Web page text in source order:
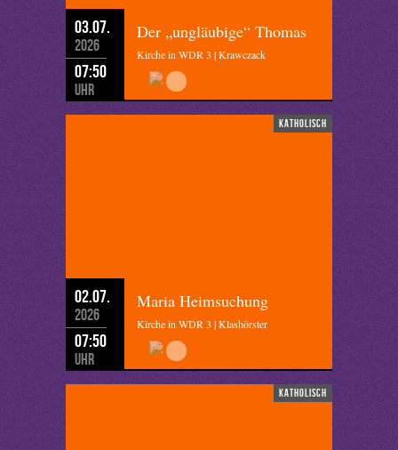
03.07.
2026
07:50
Uhr
Der „ungläubige“ Thomas
Kirche in WDR 3 | Krawczack
katholisch
02.07.
2026
07:50
Uhr
Maria Heimsuchung
Kirche in WDR 3 | Klashörster
katholisch